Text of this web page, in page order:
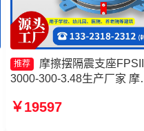
推荐
摩擦摆隔震支座
3000-300-3.48生产厂家 摩
3.81源头工厂 摩擦摆建筑
￥19597